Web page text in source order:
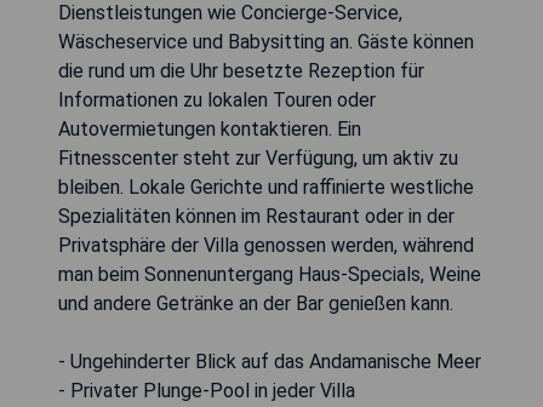
Dienstleistungen wie Concierge-Service,
Wäscheservice und Babysitting an. Gäste können
die rund um die Uhr besetzte Rezeption für
Informationen zu lokalen Touren oder
Autovermietungen kontaktieren. Ein
Fitnesscenter steht zur Verfügung, um aktiv zu
bleiben. Lokale Gerichte und raffinierte westliche
Spezialitäten können im Restaurant oder in der
Privatsphäre der Villa genossen werden, während
man beim Sonnenuntergang Haus-Specials, Weine
und andere Getränke an der Bar genießen kann.
- Ungehinderter Blick auf das Andamanische Meer
- Privater Plunge-Pool in jeder Villa